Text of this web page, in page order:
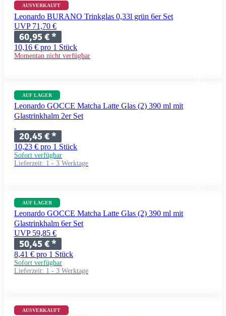
AUSVERKAUFT
Leonardo BURANO Trinkglas 0,33l grün 6er Set
UVP 71,70 €
60,95 €*
10,16 € pro 1 Stück
Momentan nicht verfügbar
AUF LAGER
Leonardo GOCCE Matcha Latte Glas (2) 390 ml mit
Glastrinkhalm 2er Set
20,45 €*
10,23 € pro 1 Stück
Sofort verfügbar
Lieferzeit: 1 - 3 Werktage
AUF LAGER
Leonardo GOCCE Matcha Latte Glas (2) 390 ml mit
Glastrinkhalm 6er Set
UVP 59,85 €
50,45 €*
8,41 € pro 1 Stück
Sofort verfügbar
Lieferzeit: 1 - 3 Werktage
AUSVERKAUFT